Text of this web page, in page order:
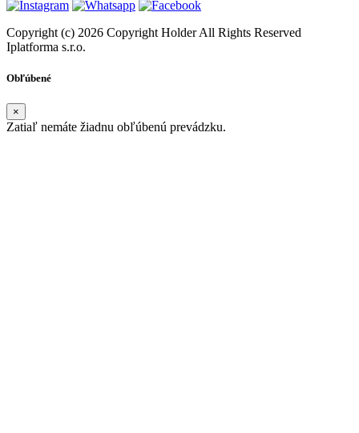
Copyright (c) 2026 Copyright Holder All Rights Reserved
Iplatforma s.r.o.
Obľúbené
×
Zatiaľ nemáte žiadnu obľúbenú prevádzku.